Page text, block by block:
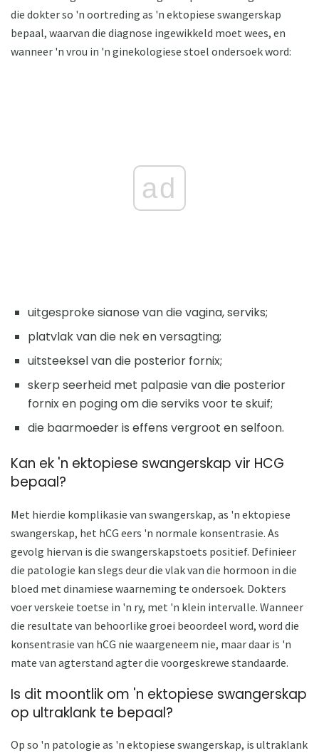
die dokter so 'n oortreding as 'n ektopiese swangerskap
bepaal, waarvan die diagnose ingewikkeld moet wees, en
wanneer 'n vrou in 'n ginekologiese stoel ondersoek word:
ad
uitgesproke sianose van die vagina, serviks;
platvlak van die nek en versagting;
uitsteeksel van die posterior fornix;
skerp seerheid met palpasie van die posterior
fornix en poging om die serviks voor te skuif;
die baarmoeder is effens vergroot en selfoon.
Kan ek 'n ektopiese swangerskap vir HCG
bepaal?
Met hierdie komplikasie van swangerskap, as 'n ektopiese
swangerskap, het hCG eers 'n normale konsentrasie. As
gevolg hiervan is die swangerskapstoets positief. Definieer
die patologie kan slegs deur die vlak van die hormoon in die
bloed met dinamiese waarneming te ondersoek. Dokters
voer verskeie toetse in 'n ry, met 'n klein intervalle. Wanneer
die resultate van behoorlike groei beoordeel word, word die
konsentrasie van hCG nie waargeneem nie, maar daar is 'n
mate van agterstand agter die voorgeskrewe standaarde.
Is dit moontlik om 'n ektopiese swangerskap
op ultraklank te bepaal?
Op so 'n patologie as 'n ektopiese swangerskap, is ultraklank